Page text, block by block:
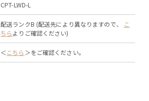
CPT-LWD-L
配送ランクB (配送先により異なりますので、
こ
ちらよりご確認ください)
＜こちら ＞をご確認ください。